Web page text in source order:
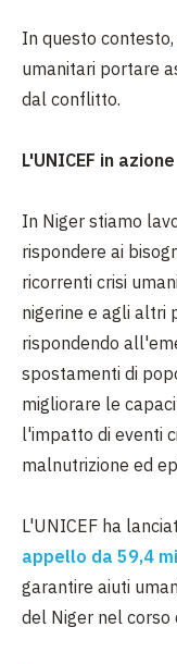
In questo
umanitari portare
dal conflitto.
L'UNICEF in azione
In Niger stiamo
rispondere ai
ricorrenti crisi
nigerine e agli altri
rispondendo
spostamenti di
migliorare le
l'impatto di eventi
malnutrizione ed
L'UNICEF ha
appello da 59,4
garantire aiuti
del Niger nel corso